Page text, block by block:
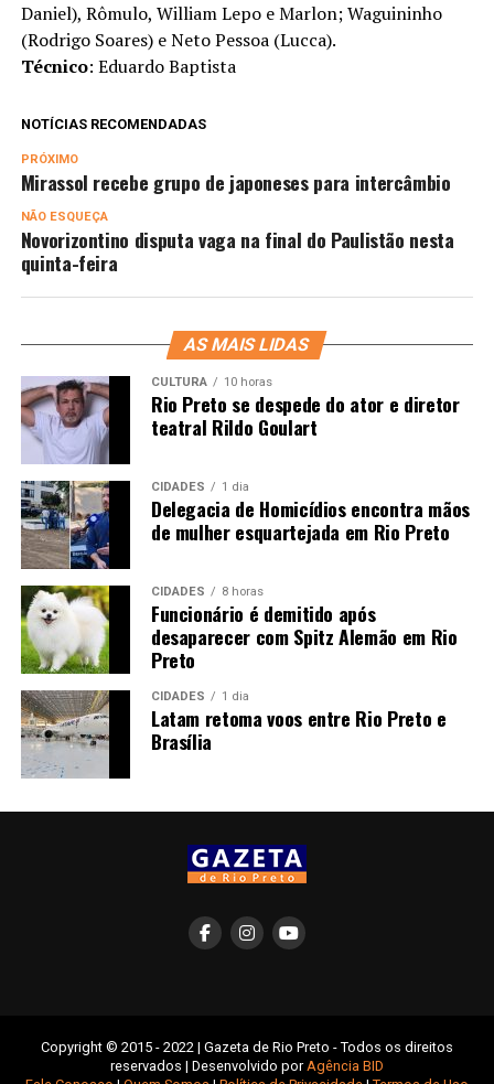
Daniel), Rômulo, William Lepo e Marlon; Waguininho
(Rodrigo Soares) e Neto Pessoa (Lucca).
Técnico: Eduardo Baptista
NOTÍCIAS RECOMENDADAS
PRÓXIMO
Mirassol recebe grupo de japoneses para intercâmbio
NÃO ESQUEÇA
Novorizontino disputa vaga na final do Paulistão nesta
quinta-feira
AS MAIS LIDAS
CULTURA 10 horas
Rio Preto se despede do ator e diretor
teatral Rildo Goulart
CIDADES 1 dia
Delegacia de Homicídios encontra mãos
de mulher esquartejada em Rio Preto
CIDADES 8 horas
Funcionário é demitido após
desaparecer com Spitz Alemão em Rio
Preto
CIDADES 1 dia
Latam retoma voos entre Rio Preto e
Brasília
Copyright © 2015 - 2022 | Gazeta de Rio Preto - Todos os direitos
reservados | Desenvolvido porAgência BID